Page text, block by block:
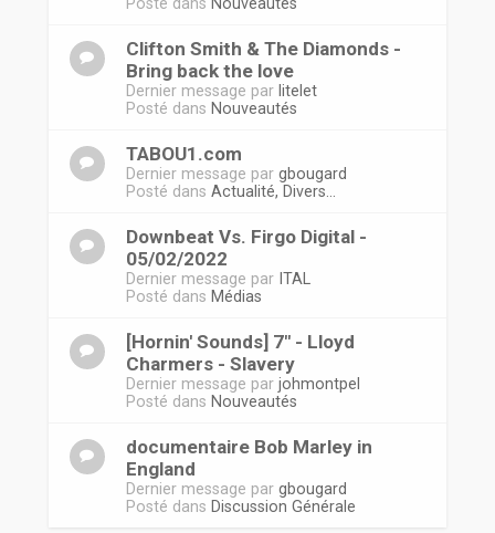
Clifton Smith & The Diamonds -
Bring back the love
Dernier message par litelet
Posté dans Nouveautés
TABOU1.com
Dernier message par gbougard
Posté dans Actualité, Divers...
Downbeat Vs. Firgo Digital -
05/02/2022
Dernier message par ITAL
Posté dans Médias
[Hornin' Sounds] 7" - Lloyd
Charmers - Slavery
Dernier message par johmontpel
Posté dans Nouveautés
documentaire Bob Marley in
England
Dernier message par gbougard
Posté dans Discussion Générale